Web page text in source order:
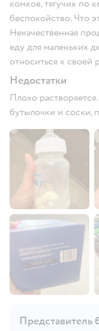
комков, тягучих по
беспокойство. Что
Некачественная
еду для маленьких
относиться к своей
Недостатки
Плохо
бутылочки и соски,
Представитель